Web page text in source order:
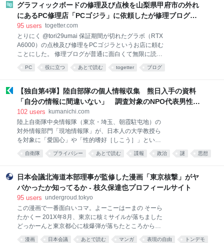
き始められる 効かない UI は生成しません。 CLI にあ
るのは検証と変換だけです あなたのコードは1行も読
みません。 ESLint と違い、検査対象は DESIGN.md 自
ールのうち、Markdown 本文を見るのは1つだけで、
それも見出しの並び順しか見ません ボタン1個を書き
きれません（後述） 一番はっきり言えるのはこれで
す。 DESIGN.md を置いても、実装がそれに従ってい
グラフィックボードの修理及び点検を山梨県甲府市の外れ
にあるPC修理店「PCゴジラ」に依頼したが修理ブログが
面白くて無限に読めてしまう
95 users togetter.com
とりにく @tori29umai 保証期間が切れたグラボ（RTX
A6000）の点検及び修理をPCゴジラというお店に頼む
ことにした。 修理ブログが普通に面白くて無限に読ん
でしまうなコレ… pc-godzilla.com/category/%e3%8…
2026-08-04 17:55:30 グラボの修理 - パソコン修理専
損傷・電源回路の異常・映像出力の不具合など、豊富
な修理実績をもとにグラボの修理に特化して対応して
います。見積もり無料・全国対応・メーカー修理より
PCゴジラ
PC 役に立つ あとで読む togetter ブログ
【独自第4弾】陸自部隊の個人情報収集 熊日入手の資料
「自分の情報に間違いない」 調査対象のNPO代表男性が
確認 隊員とのメール履歴も一致｜熊本日日新聞社
102 users
kumanichi.com
陸上自衛隊中央情報隊（東京・埼玉、朝霞駐屯地）の
対外情報部門「現地情報隊」が、日本人の大学教授ら
を対象に「愛国心」や「性的嗜好［しこう］」といっ
た個人情報を組織的に調査・収集しているとみられる
問題で、熊本日日新聞が入手した複数の「報告書」の
が取材に応じ、報告書の内容について「自分の情報に
間違いない」と述べた。メールの履歴など男性しか知
り得ない情報と一致した。 男性は、紛争地の人道支援
安情勢に関する「地域研究」の名目で接近してきた複
数の自衛官と意見交換し、治安情報などをレクチャー
していたという。 熊日が入手した「個人BSD（ベーシ
ックソースデータ）報告書」や添付資料の内容を確認
自衛隊 プライバシー あとで読む 諜報 政治 謎 思想
日本会議北海道本部理事が監修した漫画「東京核撃」がヤ
バかったか知ってるか - 枝久保達也プロフィールサイト
95 users undergroud.tokyo
この漫画で一番面白いコマ。よーこーはーまの そーら
たかくー 201X年8月、東京に核ミサイルが落ちました
どっかーんと東京都心に核爆弾が落ちたところから始
る漫画「東京核撃」。その展開以上にネット上に大き
漫画 日本会議 あとで読む マンガ 表現の自由 トンデモ